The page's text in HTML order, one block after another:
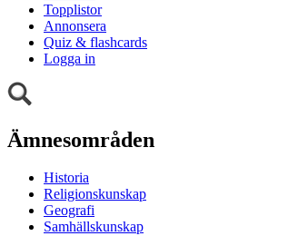
Topplistor
Annonsera
Quiz & flashcards
Logga in
Ämnesområden
Historia
Religionskunskap
Geografi
Samhällskunskap